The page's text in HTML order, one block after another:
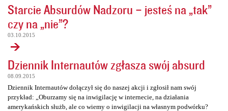
Starcie Absurdów Nadzoru – jesteś na „tak”
czy na „nie”?
03.10.2015
Dziennik Internautów zgłasza swój absurd
08.09.2015
Dziennik Internautów dołączył się do naszej akcji i zgłosił nam swój
przykład: „Oburzamy się na inwigilację w internecie, na działania
amerykańskich służb, ale co wiemy o inwigilacji na własnym podwórku?